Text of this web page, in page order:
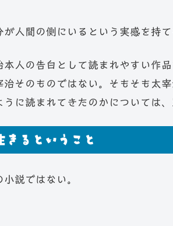
人間の側にいるという実感を持て
本人の告白として読まれやすい作品
治そのものではない。そもそも太
に読まれてきたのかについては、
きるということ
説ではない。